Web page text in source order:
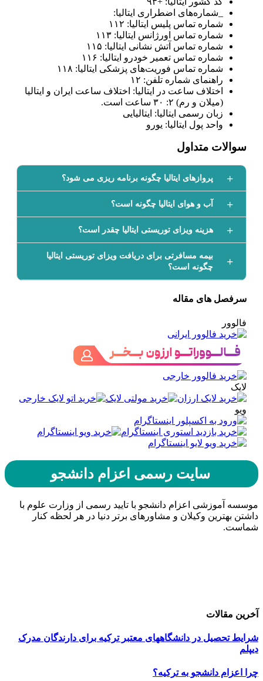
_شماره‌های اضطراری ایتالیا:
شماره تماس پلیس ایتالیا: ۱۱۲
شماره تماس اورژانس ایتالیا: ۱۱۳
شماره تماس آتش نشانی ایتالیا: ۱۱۵
شماره تماس تعمیر خودرو ایتالیا: ۱۱۶
شماره تماس فوریت‌های پزشکی ایتالیا: ۱۱۸
راهنمای شماره تلفن: ۱۲
اختلاف ساعت در ایتالیا: اختلاف ساعت ایران و ایتالیا
(میلان و رم) ۲: ۳۰ ساعت است.
زبان رسمی ایتالیا: ایتالیایی
واحد پول ایتالیا: یورو
سوالات متداول
پروازهای ایتالیا چگونه برنامه ریزی می شود؟
آب و هوای ایتالیا چگونه است؟
هزینه ویزای توریستی ایتالیا چقدر است؟
بیمه مسافرتی برای دریافت ویزای توریستی ایتالیا
چگونه است؟
سرفصل های مقاله
فالوور
لایک
ویو
سایت رسمی اعزام دانشجو
موسسه آموزشی اعزام دانشجو با تایید رسمی از وزارت علوم با
داشتن بهترین وکیلان و مشاورهای برتر دنیا در هر لحظه کنار
شماست.
آخرین مقالات
شرایط تحصیل در دانشگاههای معتبر ترکیه برای دارندگان مدرک
دیپلم
چرا اعزام دانشجو به ترکیه؟